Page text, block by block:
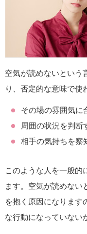
空気が読めないという
り、否定的な意味で使
その場の雰囲気に
周囲の状況を判断
相手の気持ちを察
このような人を一般的
ます。空気が読めない
を抱く原因になります
な行動になっていない